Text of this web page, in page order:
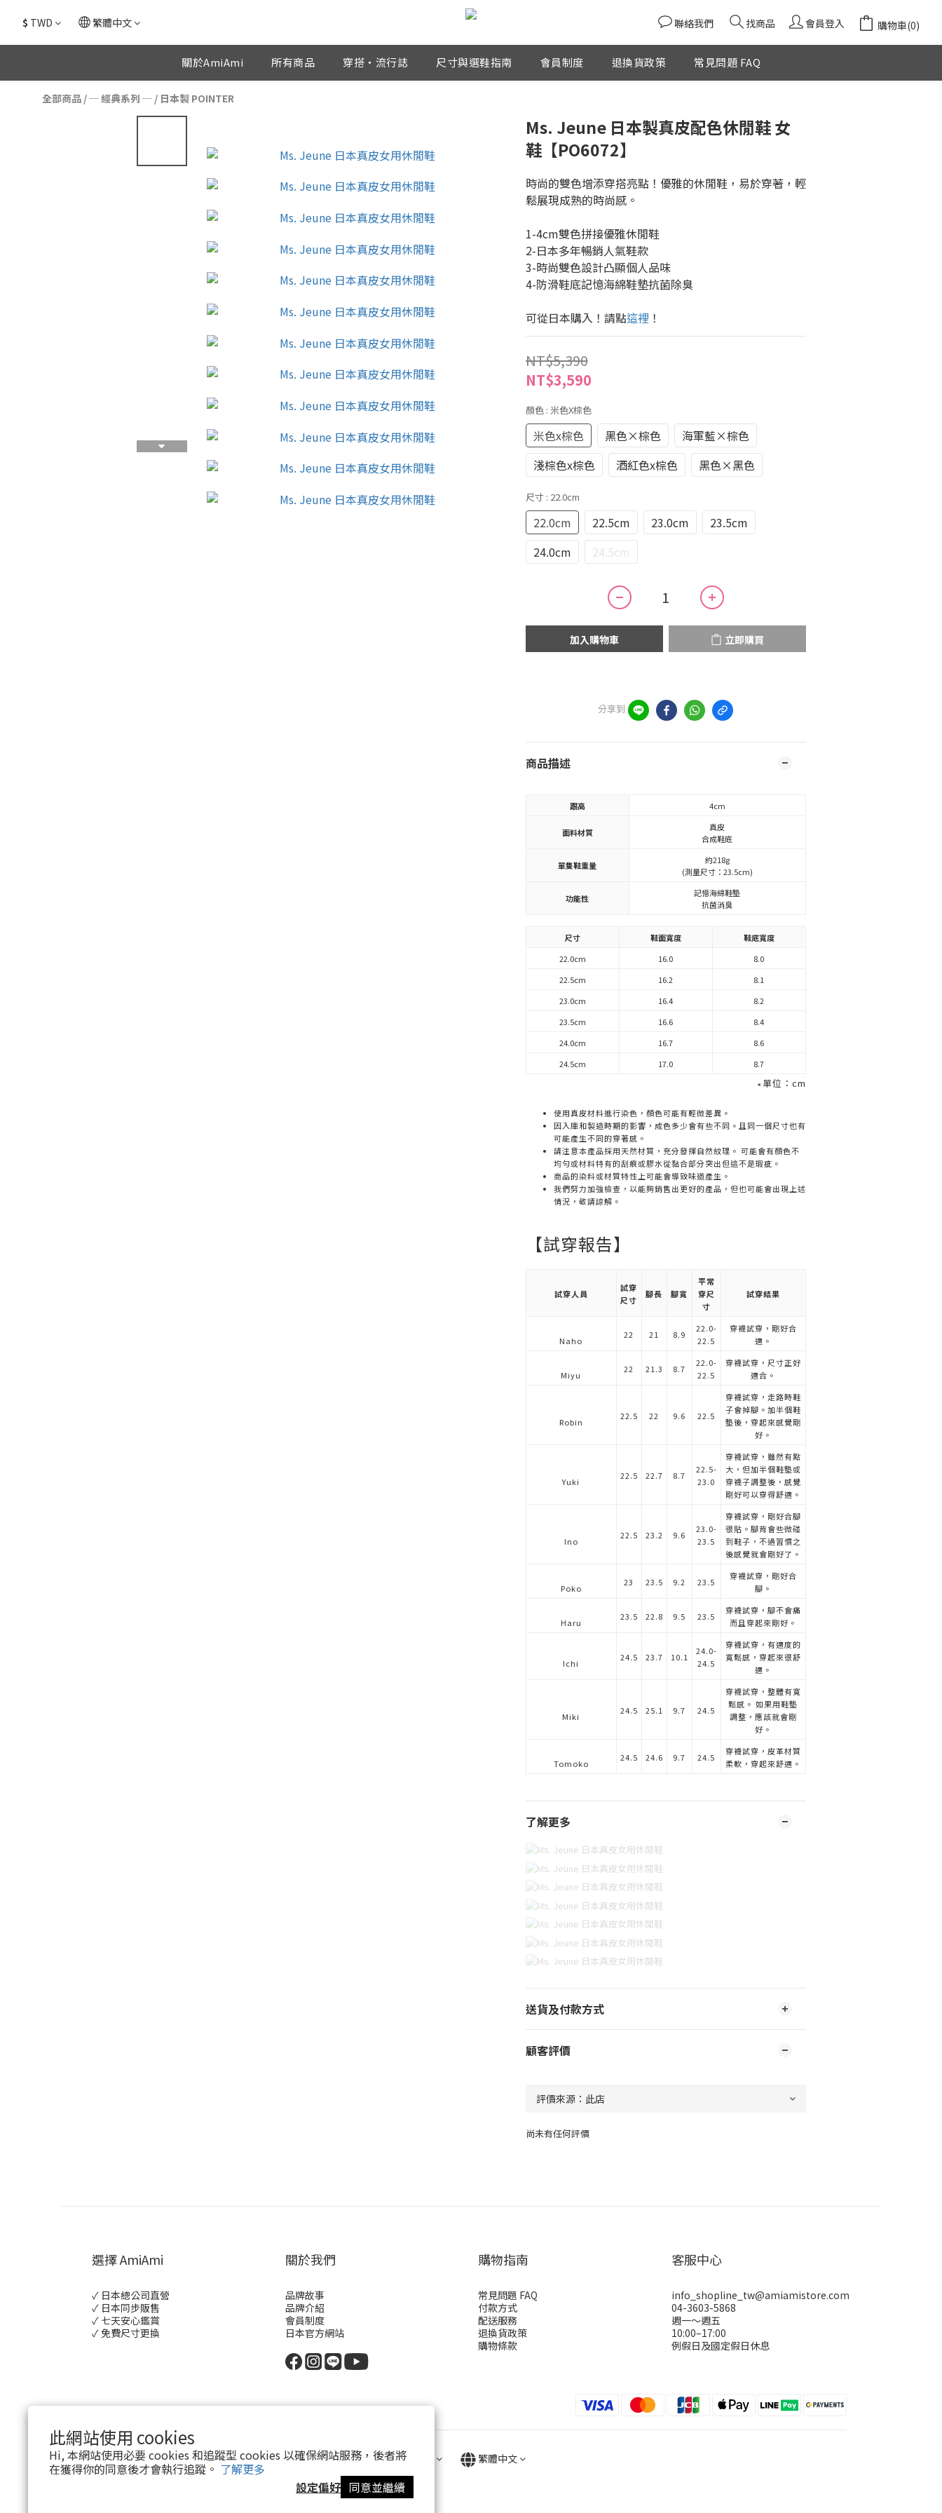
此網站使用 cookies
Hi, 本網站使用必要 cookies 和追蹤型 cookies 以確保網站服務，後者將
在獲得你的同意後才會執行追蹤。 了解更多
設定偏好 同意並繼續
$ TWD 繁體中文 聯絡我們 找商品 會員登入 購物車(0)
關於AmiAmi 所有商品 穿搭・流行誌 尺寸與選鞋指南 會員制度 退換貨政策 常見問題 FAQ
全部商品 /─ 經典系列 ─ / 日本製 POINTER
Ms. Jeune 日本製真皮配色休閒鞋 女
鞋【PO6072】
時尚的雙色增添穿搭亮點！優雅的休閒鞋，易於穿著，輕
鬆展現成熟的時尚感。
1-4cm雙色拼接優雅休閒鞋
2-日本多年暢銷人氣鞋款
3-時尚雙色設計凸顯個人品味
4-防滑鞋底記憶海綿鞋墊抗菌除臭
可從日本購入！請點這裡 ！
NT$5,390
NT$3,590
顏色 : 米色x棕色
米色x棕色 黑色×棕色
海軍藍×棕色
淺棕色x棕色
酒紅色x棕色 黑色×黑色
尺寸 : 22.0cm
22.0cm 22.5cm 23.0cm
23.5cm
24.0cm
24.5cm
加入購物車 立即購買
分享到
商品描述
跟高 4cm
面料材質
真皮
合成鞋底
單隻鞋重量
約218g
(測量尺寸：23.5cm)
功能性
記憶海綿鞋墊
抗菌消臭
尺寸 鞋面寬度
鞋底寬度
22.0cm
16.0
8.0
22.5cm
16.2
8.1
23.0cm
16.4
8.2
23.5cm
16.6
8.4
24.0cm
16.7
8.6
24.5cm
17.0 8.7
∗單位：cm
使用真皮材料進行染色，顏色可能有輕微差異。
因入庫和製造時期的影響，成色多少會有些不同。且同一個尺寸也有
可能產生不同的穿著感。
請注意本產品採用天然材質，充分發揮自然紋理。 可能會有顏色不
均勻或材料特有的刮痕或膠水從黏合部分突出但這不是瑕疵。
商品的染料或材質特性上可能會導致味道產生。
我們努力加強檢查，以能夠銷售出更好的產品，但也可能會出現上述
情況，敬請諒解。
【試穿報告】
試穿人員
試穿
尺寸
腳長 腳寬
平常
穿尺
寸
試穿結果
Naho
22 21 8.9
22.0-
22.5
穿襪試穿，剛好合
適。
Miyu
22 21.3 8.7
22.0-
22.5
穿襪試穿，尺寸正好
適合。
Robin
22.5 22 9.6 22.5
穿襪試穿，走路時鞋
子會掉腳。加半個鞋
墊後，穿起來感覺剛
好。
Yuki
22.5 22.7 8.7
22.5-
23.0
穿襪試穿，雖然有點
大，但加半個鞋墊或
穿襪子調整後，感覺
剛好可以穿得舒適。
Ino
22.5 23.2 9.6
23.0-
23.5
穿襪試穿，剛好合腳
很貼。腳背會些微碰
到鞋子，不過習慣之
後感覺就會剛好了。
Poko
23 23.5 9.2 23.5
穿襪試穿，剛好合
腳。
Haru
23.5 22.8 9.5 23.5
穿襪試穿，腳不會痛
而且穿起來剛好。
Ichi
24.5 23.7 10.1
24.0-
24.5
穿襪試穿，有適度的
寬鬆感，穿起來很舒
適。
Miki
24.5 25.1 9.7 24.5
穿襪試穿，整體有寬
鬆感。 如果用鞋墊
調整，應該就會剛
好。
Tomoko
24.5 24.6 9.7 24.5
穿襪試穿，皮革材質
柔軟，穿起來舒適。
了解更多
送貨及付款方式
顧客評價
尚未有任何評價
選擇 AmiAmi
✓ 日本總公司直營
✓ 日本同步販售
✓ 七天安心鑑賞
✓ 免費尺寸更換
關於我們
品牌故事
品牌介紹
會員制度
日本官方網站
購物指南
常見問題 FAQ
付款方式
配送服務
退換貨政策
購物條款
客服中心
info_shopline_tw@amiamistore.com
04-3603-5868
週一～週五
10:00–17:00
例假日及國定假日休息
$ 繁體中文